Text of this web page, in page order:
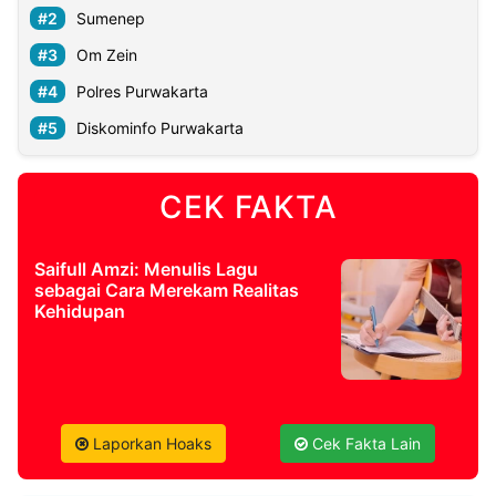
Sumenep
Om Zein
Polres Purwakarta
Diskominfo Purwakarta
CEK FAKTA
Saifull Amzi: Menulis Lagu
sebagai Cara Merekam Realitas
Kehidupan
Laporkan Hoaks Cek Fakta Lain